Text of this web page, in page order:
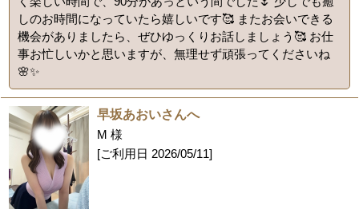
しのお時間になっていたら嬉しいです🥰 またお会いできる
機会がありましたら、ぜひゆっくりお話しましょう🥰 お仕
事お忙しいかと思いますが、無理せず頑張ってくださいね
🌸✨
早坂あおいさんへ
M 様
[ご利用日 2026/05/11]